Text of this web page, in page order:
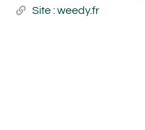
Site : weedy.fr